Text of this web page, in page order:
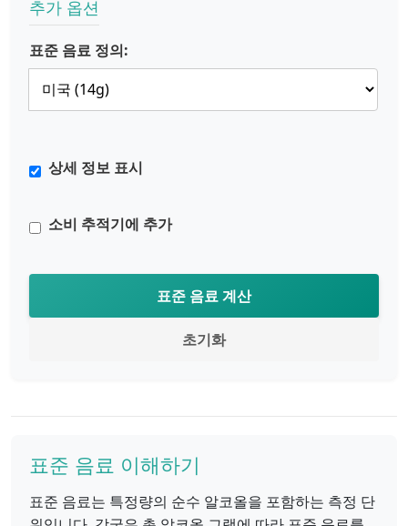
추가 옵션
표준 음료 정의:
상세 정보 표시
소비 추적기에 추가
표준 음료 계산
초기화
표준 음료 이해하기
표준 음료는 특정량의 순수 알코올을 포함하는 측정 단